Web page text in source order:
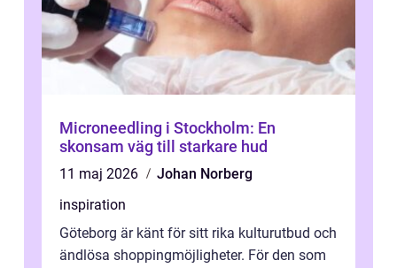
Microneedling i Stockholm: En
skonsam väg till starkare hud
11 maj 2026
Johan Norberg
inspiration
Göteborg är känt för sitt rika kulturutbud och
ändlösa shoppingmöjligheter. För den som